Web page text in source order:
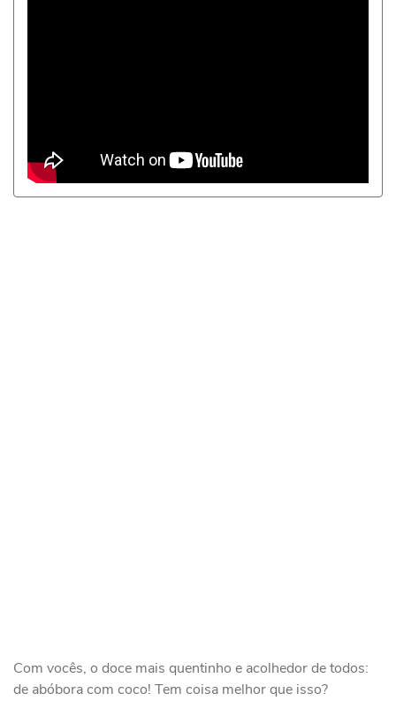
Com vocês, o doce mais quentinho e acolhedor de todos:
de abóbora com coco! Tem coisa melhor que isso?